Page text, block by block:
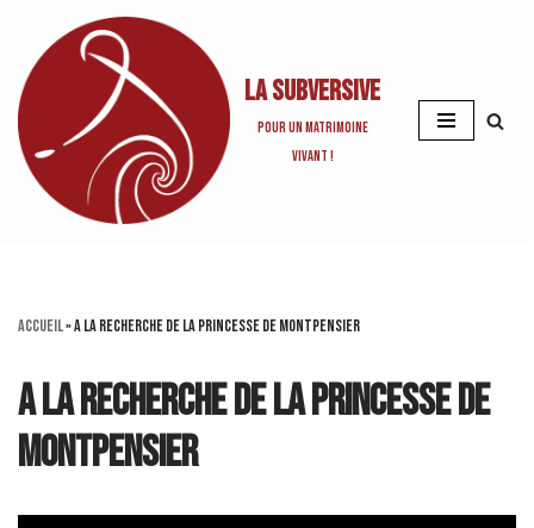
Aller
au
contenu
La Subversive
Pour un matrimoine
vivant !
Accueil»A la recherche de la Princesse de Montpensier
A la recherche de la Princesse de
Montpensier